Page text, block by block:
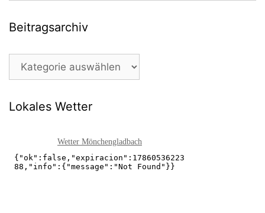
Beitragsarchiv
Beitragsarchiv
Lokales Wetter
Wetter Mönchengladbach